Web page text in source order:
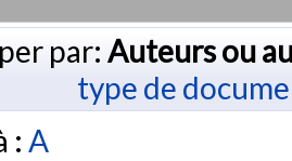
par: Auteurs ou
type de
: A